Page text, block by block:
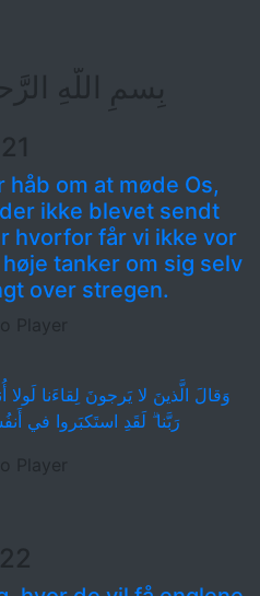
بِسمِ اللَّهِ
21
om at møde Os,
ikke blevet sendt
hvorfor får vi ikke vor
tanker om sig selv
over stregen.
Player
رَبَّنا ۗ لَقَدِ استَكبَروا في
Player
22